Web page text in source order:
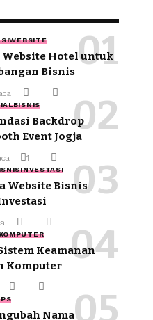
WEBSITE
Website Hotel untuk
Bisnis
BISNIS
Backdrop
Event Jogja
1
INVESTASI
Website Bisnis
Keamanan
Komputer
Nama